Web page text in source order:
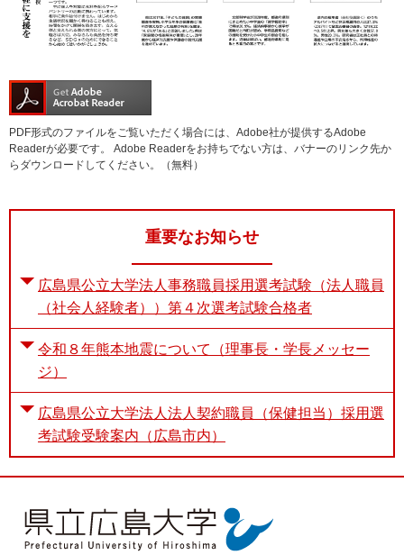
PDF形式のファイルをご覧いただく場合には、Adobe社が提供するAdobe
Readerが必要です。
Adobe Readerをお持ちでない方は、バナーのリンク先か
らダウンロードしてください。（無料）
重要なお知らせ
広島県公立大学法人事務職員採用選考試験（法人職員
（社会人経験者））第４次選考試験合格者
令和８年熊本地震について（理事長・学長メッセー
ジ）
広島県公立大学法人法人契約職員（保健担当）採用選
考試験受験案内（広島市内）